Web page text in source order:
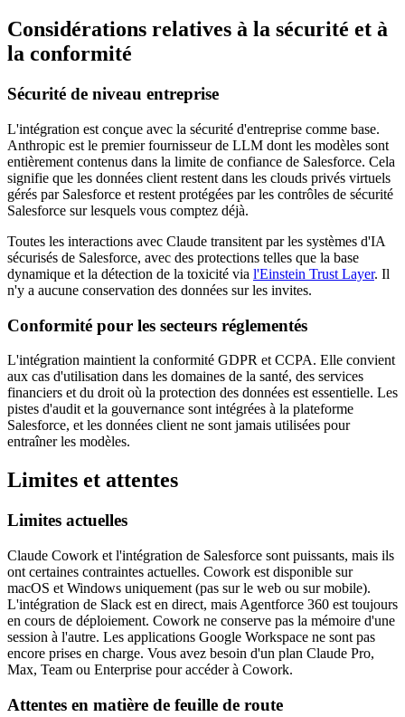
Considérations relatives à la sécurité et à
la conformité
Sécurité de niveau entreprise
L'intégration est conçue avec la sécurité d'entreprise comme base.
Anthropic est le premier fournisseur de LLM dont les modèles sont
entièrement contenus dans la limite de confiance de Salesforce. Cela
signifie que les données client restent dans les clouds privés virtuels
gérés par Salesforce et restent protégées par les contrôles de sécurité
Salesforce sur lesquels vous comptez déjà.
Toutes les interactions avec Claude transitent par les systèmes d'IA
sécurisés de Salesforce, avec des protections telles que la base
dynamique et la détection de la toxicité via l'Einstein Trust Layer. Il
n'y a aucune conservation des données sur les invites.
Conformité pour les secteurs réglementés
L'intégration maintient la conformité GDPR et CCPA. Elle convient
aux cas d'utilisation dans les domaines de la santé, des services
financiers et du droit où la protection des données est essentielle. Les
pistes d'audit et la gouvernance sont intégrées à la plateforme
Salesforce, et les données client ne sont jamais utilisées pour
entraîner les modèles.
Limites et attentes
Limites actuelles
Claude Cowork et l'intégration de Salesforce sont puissants, mais ils
ont certaines contraintes actuelles. Cowork est disponible sur
macOS et Windows uniquement (pas sur le web ou sur mobile).
L'intégration de Slack est en direct, mais Agentforce 360 est toujours
en cours de déploiement. Cowork ne conserve pas la mémoire d'une
session à l'autre. Les applications Google Workspace ne sont pas
encore prises en charge. Vous avez besoin d'un plan Claude Pro,
Max, Team ou Enterprise pour accéder à Cowork.
Attentes en matière de feuille de route